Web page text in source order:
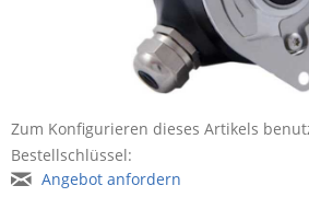
Zum Konfigurieren dieses Artikels
Bestellschlüssel:
Angebot anfordern